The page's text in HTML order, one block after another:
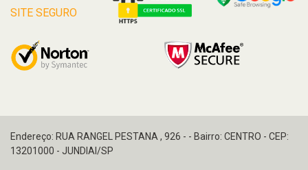
SITE SEGURO
Endereço: RUA RANGEL PESTANA , 926 - - Bairro: CENTRO - CEP:
13201000 - JUNDIAI/SP